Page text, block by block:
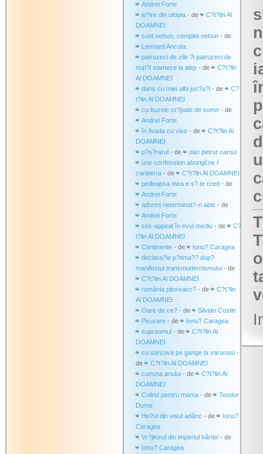
Andrei Forte
ie?ire din utopia - de
C?t?lin Al
DOAMNEI
sunt nebun, complet nebun - de
Leonard Ancuta
patruzeci de zile ?i patruzeci de
nop?i siameze la alep - de
C?t?lin
Al DOAMNEI
dans cu miei albi juc?u?i - de
C?
t?lin Al DOAMNEI
cu buzele cr?pate de somn - de
Andrei Forte
în livada cu vise - de
C?t?lin Al
DOAMNEI
p?s?rarul - de
dan petrut camui
une confession aborigčne ŕ
canberra - de
C?t?lin Al DOAMNEI
pedeapsa mea e s? te cred - de
Andrei Forte
adormi neterminat?-n abis - de
Andrei Forte
sex-appeal în evul mediu - de
C?
t?lin Al DOAMNEI
Continente - de
Ionu? Caragea
declara?ie p?tima?? dup?
manifestul transmodernismului - de
C?t?lin Al DOAMNEI
românia pitoreasc? - de
C?t?lin
Al DOAMNEI
Oare de ce? - de
Silvian Costin
Picurare - de
Ionu? Caragea
supraomul - de
C?t?lin Al
DOAMNEI
cu sorcova pe gange la varunasi -
de
C?t?lin Al DOAMNEI
cununa anului - de
C?t?lin Al
DOAMNEI
Colind pentru mama - de
Teodor
Dume
Ho?ul din visul adânc - de
Ionu?
Caragea
Vr?jitorul din imperiul hârtiei - de
Ionu? Caragea